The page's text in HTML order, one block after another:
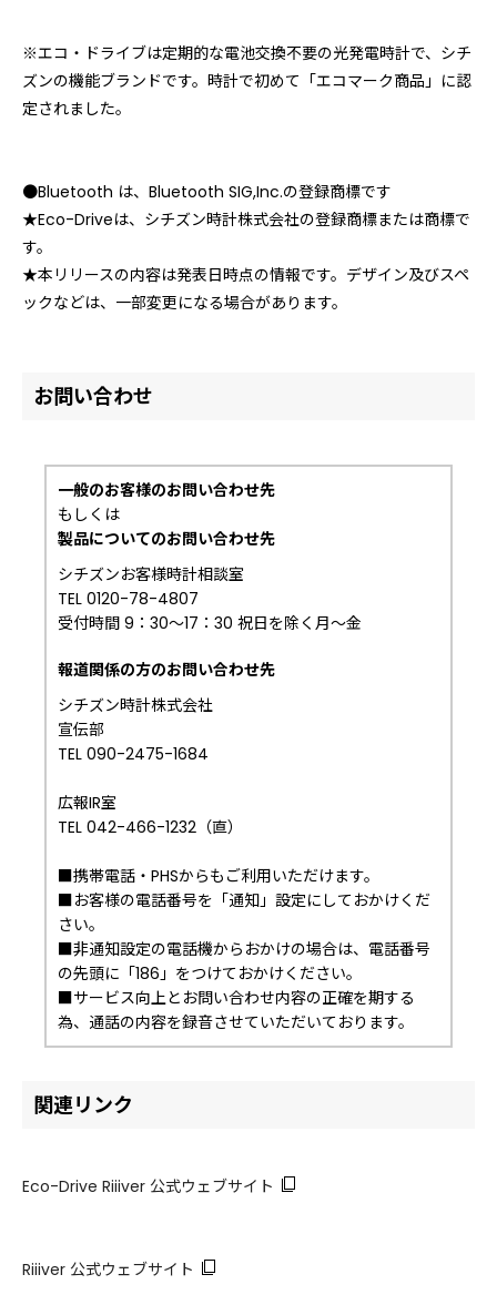
※エコ・ドライブは定期的な電池交換不要の光発電時計で、シチ
ズンの機能ブランドです。時計で初めて「エコマーク商品」に認
定されました。
●Bluetooth は、Bluetooth SIG,Inc.の登録商標です
★Eco-Driveは、シチズン時計株式会社の登録商標または商標で
す。
★本リリースの内容は発表日時点の情報です。デザイン及びスペ
ックなどは、一部変更になる場合があります。
お問い合わせ
一般のお客様のお問い合わせ先
もしくは
製品についてのお問い合わせ先
シチズンお客様時計相談室
TEL 0120-78-4807
受付時間 9：30～17：30 祝日を除く月～金
報道関係の方のお問い合わせ先
シチズン時計株式会社
宣伝部
TEL 090-2475-1684
広報IR室
TEL 042-466-1232（直）
■携帯電話・PHSからもご利用いただけます。
■お客様の電話番号を「通知」設定にしておかけくだ
さい。
■非通知設定の電話機からおかけの場合は、電話番号
の先頭に「186」をつけておかけください。
■サービス向上とお問い合わせ内容の正確を期する
為、通話の内容を録音させていただいております。
関連リンク
Eco-Drive Riiiver 公式ウェブサイト
Riiiver 公式ウェブサイト